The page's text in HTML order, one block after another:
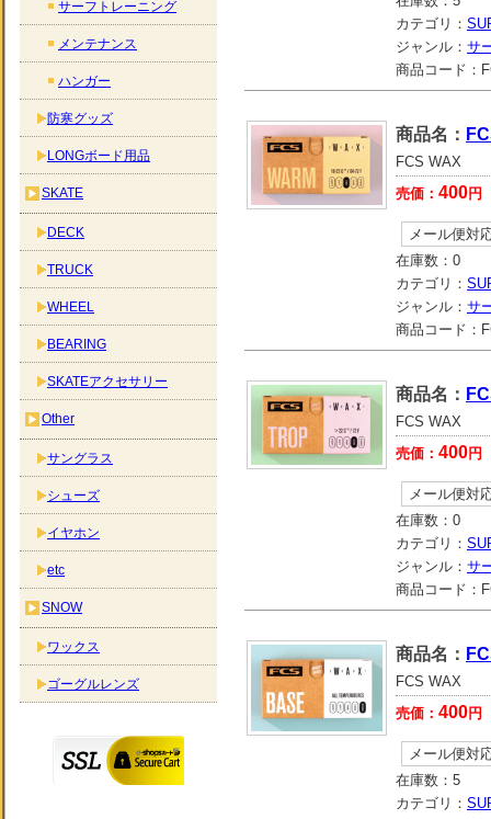
カテゴリ：
ジャンル： サ
商品コード：
商品名：
FCS WAX
売価： 400円
メール便対
在庫数： 0
カテゴリ：
ジャンル： サ
商品コード：
商品名：
FCS WAX
売価： 400円
メール便対
在庫数： 0
カテゴリ：
ジャンル： サ
商品コード：
商品名：
FCS WAX
売価： 400円
メール便対
在庫数： 5
カテゴリ：
サーフトレーニング
メンテナンス
ハンガー
防寒グッズ
LONGボード用品
SKATE
DECK
TRUCK
WHEEL
BEARING
SKATEアクセサリー
Other
サングラス
シューズ
イヤホン
etc
SNOW
ワックス
ゴーグルレンズ